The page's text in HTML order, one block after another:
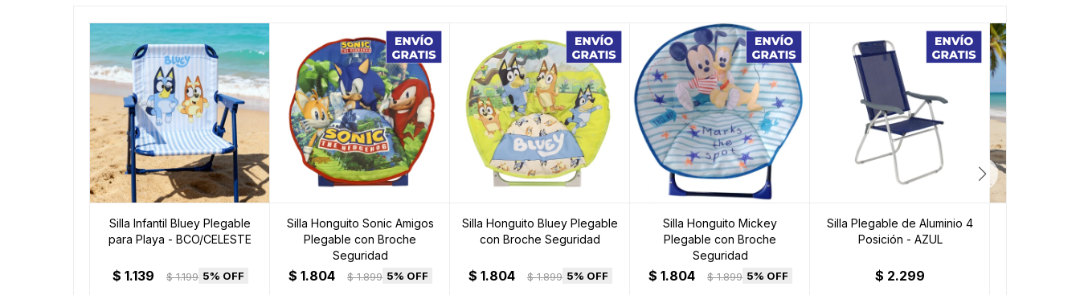
Silla Infantil Bluey Plegable
para Playa - BCO/CELESTE
$ 1.139 $ 1.199 5
Silla Honguito Sonic Amigos
Plegable con Broche
Seguridad
$ 1.804 $ 1.899 5
Silla Honguito Bluey Plegable
con Broche Seguridad
$ 1.804 $ 1.899 5
Silla Honguito Mickey
Plegable con Broche
Seguridad
$ 1.804 $ 1.899 5
Silla Plegable de Aluminio 4
Posición - AZUL
$ 2.299